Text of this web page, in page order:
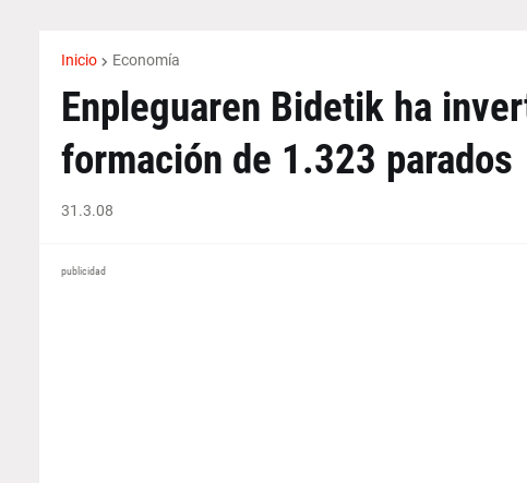
Inicio Economía
Enpleguaren Bidetik ha
formación de 1.323 parados
31.3.08
publicidad